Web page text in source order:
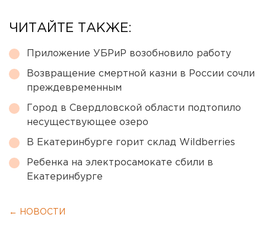
ЧИТАЙТЕ ТАКЖЕ:
Приложение УБРиР возобновило работу
Возвращение смертной казни в России сочли
преждевременным
Город в Свердловской области подтопило
несуществующее озеро
В Екатеринбурге горит склад Wildberries
Ребенка на электросамокате сбили в
Екатеринбурге
← НОВОСТИ